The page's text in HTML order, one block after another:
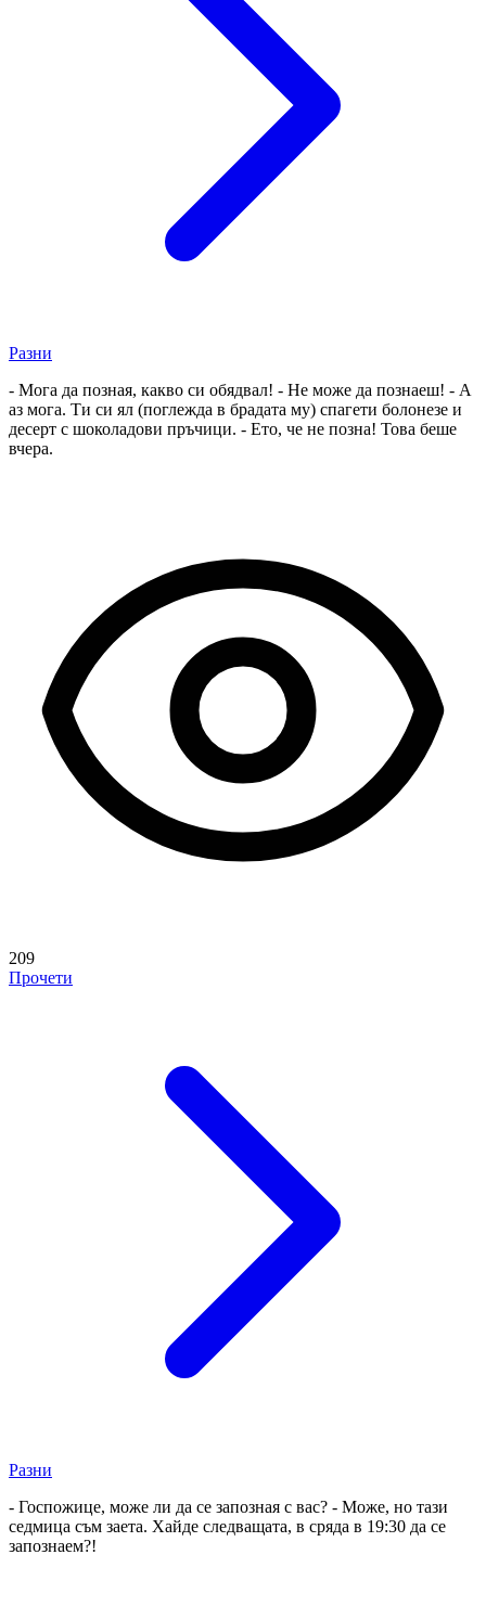
Разни
- Мога да позная, какво си обядвал! - Не може да познаеш! - А
аз мога. Ти си ял (поглежда в брадата му) спагети болонезе и
десерт с шоколадови пръчици. - Ето, че не позна! Това беше
вчера.
209
Прочети
Разни
- Госпожице, може ли да се запозная с вас? - Може, но тази
седмица съм заета. Хайде следващата, в сряда в 19:30 да се
запознаем?!